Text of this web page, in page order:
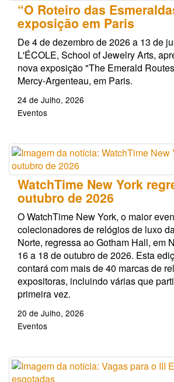
“O Roteiro das
exposição em Paris
De 4 de dezembro de 2026 a 13 de
L'ÉCOLE, School of Jewelry Arts,
nova exposição "The Emerald
Mercy-Argenteau, em Paris.
24 de Julho, 2026
Eventos
WatchTime New York
outubro de 2026
O WatchTime New York, o maior
colecionadores de relógios de luxo
Norte, regressa ao Gotham Hall, em
16 a 18 de outubro de 2026. Esta
contará com mais de 40 marcas de
expositoras, incluindo várias que
primeira vez.
20 de Julho, 2026
Eventos